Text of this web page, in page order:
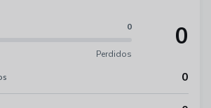
0
Perdidos
0
0